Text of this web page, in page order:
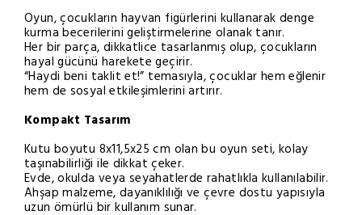
Oyun, çocukların hayvan figürlerini kullanarak denge
kurma becerilerini geliştirmelerine olanak tanır.
Her bir parça, dikkatlice tasarlanmış olup, çocukların
hayal gücünü harekete geçirir.
“Haydi beni taklit et!” temasıyla, çocuklar hem eğlenir
hem de sosyal etkileşimlerini artırır.
Kompakt Tasarım
Kutu boyutu 8x11,5x25 cm olan bu oyun seti, kolay
taşınabilirliği ile dikkat çeker.
Evde, okulda veya seyahatlerde rahatlıkla kullanılabilir.
Ahşap malzeme, dayanıklılığı ve çevre dostu yapısıyla
uzun ömürlü bir kullanım sunar.